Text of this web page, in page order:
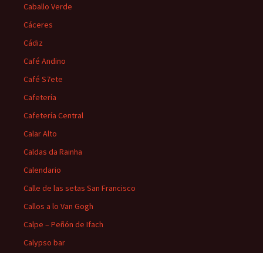
Caballo Verde
Cáceres
Cádiz
Café Andino
Café S7ete
Cafetería
Cafetería Central
Calar Alto
Caldas da Rainha
Calendario
Calle de las setas San Francisco
Callos a lo Van Gogh
Calpe – Peñón de Ifach
Calypso bar